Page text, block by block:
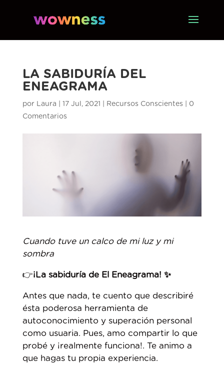
LA SABIDURÍA DEL
ENEAGRAMA
por Laura 17 Jul, 2021 Recursos Conscientes
0
Comentarios
Cuando tuve un calco de mi luz y mi
sombra
👉¡La sabiduría de El Eneagrama! ✨⁣
Antes que nada, te cuento que describiré
ésta poderosa herramienta de
autoconocimiento y superación personal
como usuaria. ⁣Pues, amo compartir lo que
probé y ¡realmente funciona!. Te animo a
que hagas tu propia experiencia. ⁣